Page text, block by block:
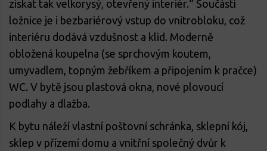
získat tak velkorysý, otevřený interiér.“ Součástí
ložnice je i bezbariérový vstup do vnitrobloku, což
interiéru dodává vzdušnost a klid. Moderně
obložená koupelna (se sprchovým koutem,
umyvadlem, topným žebříkem a připojením k pračce)
WC. V bytě jsou plastová okna, nové plovoucí
podlahy a dlažba.
K bytu náleží vlastní poštovní schránka, sklepní kój,
sklep v přízemí domu a vnitřní společný dvůr k